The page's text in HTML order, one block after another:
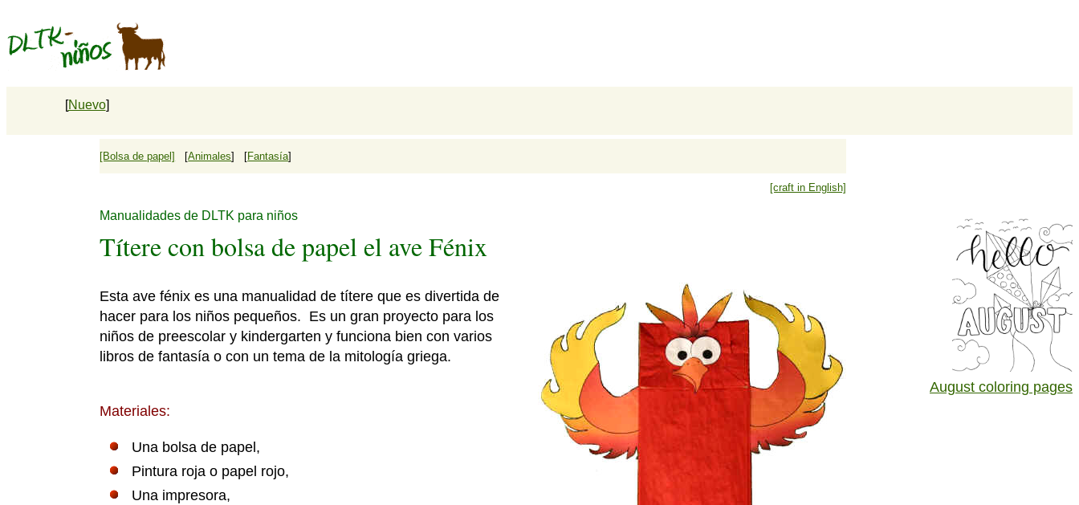
[Nuevo]
[Bolsa de papel] [Animales] [Fantasía]
[craft in English]
Manualidades de DLTK para niños
Títere con bolsa de papel el ave Fénix
Esta ave fénix es una manualidad de títere que es divertida de
hacer para los niños pequeños. Es un gran proyecto para los
niños de preescolar y kindergarten y funciona bien con varios
libros de fantasía o con un tema de la mitología griega.
Materiales:
Una bolsa de papel,
Pintura roja o papel rojo,
Una impresora,
August coloring pages